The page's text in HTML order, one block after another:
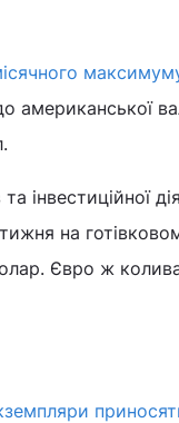
американської
інвестиційної
на
Євро ж